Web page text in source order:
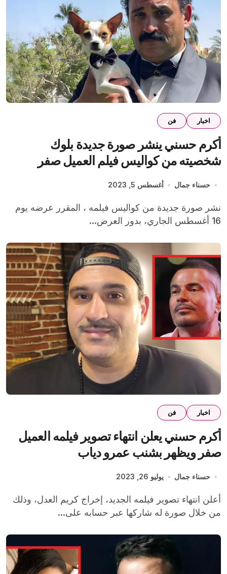
اخبار فن
أكرم حسني ينشر صورة جديدة بلوك
شخصيته من كواليس فيلم العميل صفر
والجمهور : أينشتاين العرب
حسناء جمال أغسطس 5, 2023
نشر صورة جديدة من كواليس فيلمه ، المقرر عرضه يوم
16 أغسطس الجاري، بدور العرض...
اخبار فن
أكرم حسني يعلن انتهاء تصوير فيلمه العميل
صفر ويظهر بشنب عمرو دياب
حسناء جمال يوليو 26, 2023
أعلن انتهاء تصوير فيلمه الجديد، إخراج كريم العدل، وذلك
من خلال صورة له شاركها عبر حسابه على...